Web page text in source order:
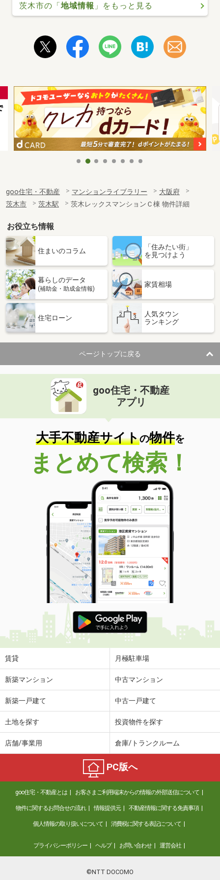
茨木市の「地域情報 」をもっと見る
goo住宅・不動産 マンションライブラリー
大阪府
茨木市
茨木駅 茨木レックスマンションＣ棟 物件詳細
お役立ち情報
住まいのコラム
「住みたい街」
を見つけよう
暮らしのデータ
(補助金・助成金情報)
家賃相場
住宅ローン
人気タウン
ランキング
ページトップに戻る
goo住宅・不動産
アプリ
大手不動産サイトの物件を
まとめて検索！
賃貸 月極駐車場
新築マンション 中古マンション
新築一戸建て 中古一戸建て
土地を探す 投資物件を探す
店舗/事業用 倉庫/トランクルーム
PC版へ
goo住宅・不動産とは お客さまご利用端末からの情報の外部送信について
物件に関するお問合せの流れ 情報提供元 不動産情報に関する免責事項
個人情報の取り扱いについて 消費税に関する表記について
プライバシーポリシー ヘルプ お問い合わせ 運営会社
©NTT DOCOMO